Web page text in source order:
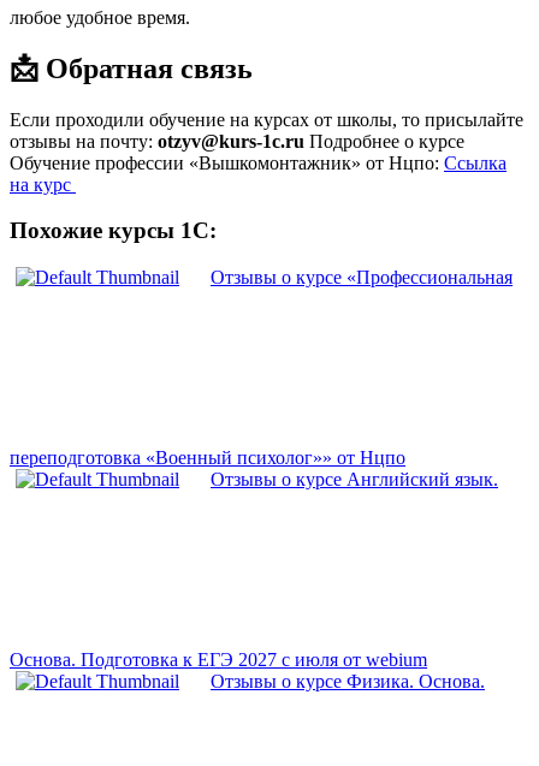
любое удобное время.
📩 Обратная связь
Если проходили обучение на курсах от школы, то присылайте
отзывы на почту: otzyv@kurs-1c.ru Подробнее о курсе
Обучение профессии «Вышкомонтажник» от Нцпо: Ссылка
на курс
Похожие курсы 1С:
Отзывы о курсе «Профессиональная
переподготовка «Военный психолог»» от Нцпо
Отзывы о курсе Английский язык.
Основа. Подготовка к ЕГЭ 2027 с июля от webium
Отзывы о курсе Физика. Основа.